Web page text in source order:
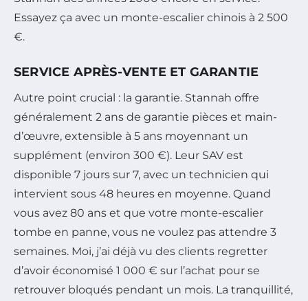
Essayez ça avec un monte-escalier chinois à 2 500
€.
SERVICE APRÈS-VENTE ET GARANTIE
Autre point crucial : la garantie. Stannah offre
généralement 2 ans de garantie pièces et main-
d’œuvre, extensible à 5 ans moyennant un
supplément (environ 300 €). Leur SAV est
disponible 7 jours sur 7, avec un technicien qui
intervient sous 48 heures en moyenne. Quand
vous avez 80 ans et que votre monte-escalier
tombe en panne, vous ne voulez pas attendre 3
semaines. Moi, j’ai déjà vu des clients regretter
d’avoir économisé 1 000 € sur l’achat pour se
retrouver bloqués pendant un mois. La tranquillité,